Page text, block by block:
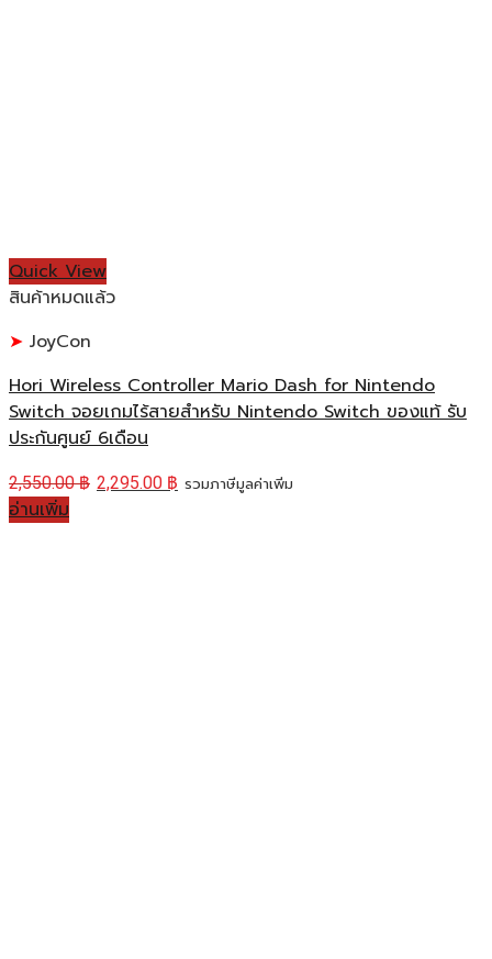
Quick View
สินค้าหมดแล้ว
JoyCon
Hori Wireless Controller Mario Dash for Nintendo
Switch จอยเกมไร้สายสำหรับ Nintendo Switch ของแท้ รับ
ประกันศูนย์ 6เดือน
2,550.00฿ 2,295.00 ฿ รวมภาษีมูลค่าเพิ่ม
อ่านเพิ่ม